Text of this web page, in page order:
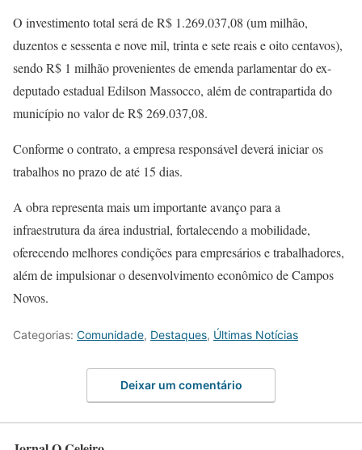
O investimento total será de R$ 1.269.037,08 (um milhão,
duzentos e sessenta e nove mil, trinta e sete reais e oito centavos),
sendo R$ 1 milhão provenientes de emenda parlamentar do ex-
deputado estadual Edilson Massocco, além de contrapartida do
município no valor de R$ 269.037,08.
Conforme o contrato, a empresa responsável deverá iniciar os
trabalhos no prazo de até 15 dias.
A obra representa mais um importante avanço para a
infraestrutura da área industrial, fortalecendo a mobilidade,
oferecendo melhores condições para empresários e trabalhadores,
além de impulsionar o desenvolvimento econômico de Campos
Novos.
Categorias: Comunidade, Destaques, Últimas Notícias
Deixar um comentário